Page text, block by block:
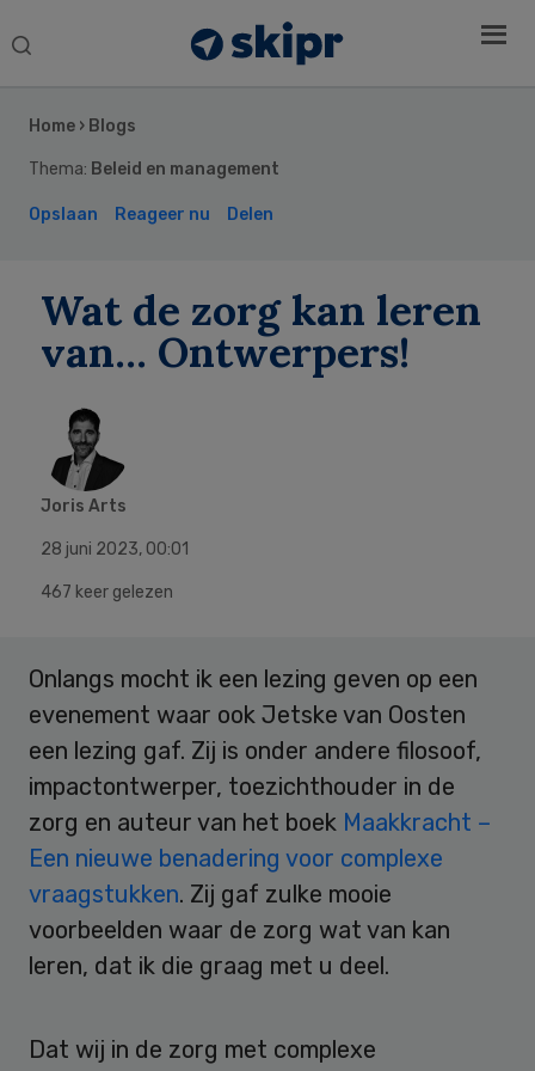
Search
Home › Blogs
Thema: Beleid en management
Opslaan Reageer nu Delen
Wat de zorg kan leren
van… Ontwerpers!
Joris Arts
28 juni 2023, 00:01
467 keer gelezen
Onlangs mocht ik een lezing geven op een
evenement waar ook Jetske van Oosten
een lezing gaf. Zij is onder andere filosoof,
impactontwerper, toezichthouder in de
zorg en auteur van het boek Maakkracht –
Een nieuwe benadering voor complexe
vraagstukken. Zij gaf zulke mooie
voorbeelden waar de zorg wat van kan
leren, dat ik die graag met u deel.
Dat wij in de zorg met complexe
Sidebar